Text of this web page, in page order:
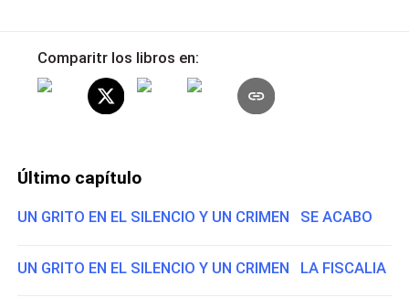
Comparitr los libros en:
Último capítulo
UN GRITO EN EL SILENCIO Y UN CRIMEN SE ACABO
UN GRITO EN EL SILENCIO Y UN CRIMEN LA FISCALIA